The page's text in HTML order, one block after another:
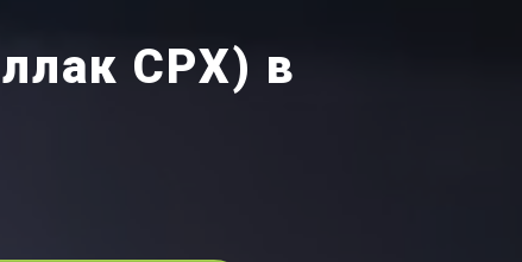
СРХ) в